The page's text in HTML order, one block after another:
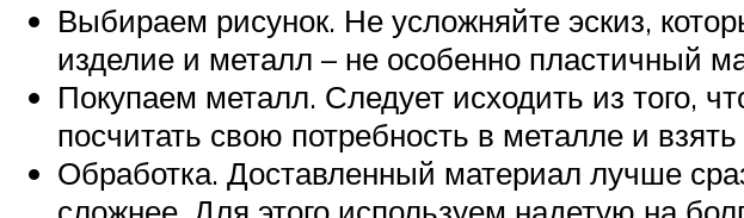
Выбираем рисунок. Не усложняйте эскиз,
изделие и металл – не особенно пластичный
Покупаем металл. Следует исходить из того,
посчитать свою потребность в металле и
Обработка. Доставленный материал лучше